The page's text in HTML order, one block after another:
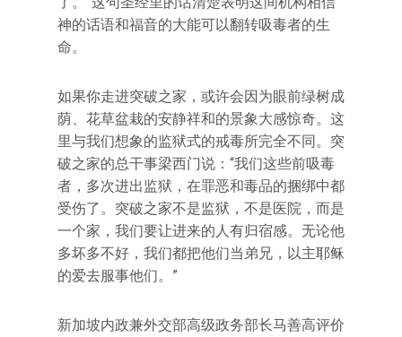
神的话语和福音的大能可以翻转吸毒者的生
命。
如果你走进突破之家，或许会因为眼前绿树成
荫、花草盆栽的安静祥和的景象大感惊奇。这
里与我们想象的监狱式的戒毒所完全不同。突
破之家的总干事梁西门说：“我们这些前吸毒
者，多次进出监狱，在罪恶和毒品的捆绑中都
受伤了。突破之家不是监狱，不是医院，而是
一个家，我们要让进来的人有归宿感。无论他
多坏多不好，我们都把他们当弟兄，以主耶稣
的爱去服事他们。”
新加坡内政兼外交部高级政务部长马善高评价